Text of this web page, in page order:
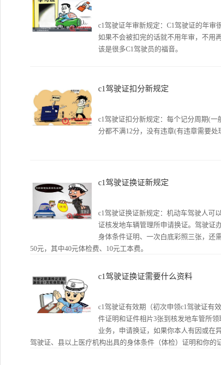
c1驾驶证年审新规定：C1驾驶证的年
如果不会被扣完的话就不用年审，不用
该是很多C1驾驶员的福音。
c1驾驶证扣分新规定
c1驾驶证扣分新规定：每个记分周期(
分都不满12分，没有违章(有违章需要
c1驾驶证换证新规定
c1驾驶证换证新规定：机动车驾驶人可
证核发地车辆管理所申请换证。驾驶证
身体条件证明、一次白底彩照三张，还
50元，其中40元体检费、10元工本费。
c1驾驶证换证需要什么资料
c1驾驶证有效期（初次申领c1驾驶证有
件证明和证件相片3张到核发地车管所
业务，申请换证，如果你本人有因或在
驾驶证、县以上医疗机构出具的身体条件（体检）证明和你